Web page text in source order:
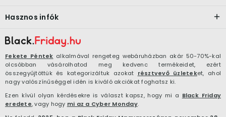
Fekete Péntek alkalmával rengeteg webáruházban akár 50-70%-kal
olcsóbban vásárolhatod meg kedvenc termékeidet, ezért
összegyűjtöttük és kategorizáltuk azokat résztvevő üzleteket, ahol
nagy valószínűséggel idén is kiváló akciókat foghatsz ki.
Ezen kívül olyan kérdésekre is választ kapsz, hogy mi a Black Friday
eredete, vagy hogy mi az a Cyber Monday.
Hasznos infók